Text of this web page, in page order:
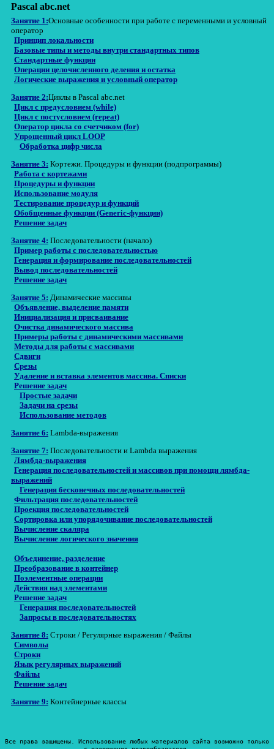
Pascal abc.net
Занятие 1:Основные особенности при работе с переменными и условный
оператор
Принцип локальности
Базовые типы и методы внутри стандартных типов
Стандартные функции
Операции целочисленного деления и остатка
Логические выражения и условный оператор
Занятие 2:Циклы в Pascal abc.net
Цикл с предусловием (while)
Цикл с постусловием (repeat)
Оператор цикла со счетчиком (for)
Упрощенный цикл LOOP
Обработка цифр числа
Занятие 3: Кортежи. Процедуры и функции (подпрограммы)
Работа с кортежами
Процедуры и функции
Использование модуля
Тестирование процедур и функций
Обобщенные функции (Generic-функции)
Решение задач
Занятие 4: Последовательности (начало)
Пример работы с последовательностью
Генерация и формирование последовательностей
Вывод последовательностей
Решение задач
Занятие 5: Динамические массивы
Объявление, выделение памяти
Инициализация и присваивание
Очистка динамического массива
Примеры работы с динамическими массивами
Методы для работы с массивами
Сдвиги
Срезы
Удаление и вставка элементов массива. Списки
Решение задач
Простые задачи
Задачи на срезы
Использование методов
Занятие 6: Lambda-выражения
Занятие 7: Последовательности и Lambda выражения
Лямбда-выражения
Генерация последовательностей и массивов при помощи лямбда-
выражений
Генерация бесконечных последовательностей
Фильтрация последовательностей
Проекция последовательностей
Сортировка или упорядочивание последовательностей
Вычисление скаляра
Вычисление логического значения
Объединение, разделение
Преобразование в контейнер
Поэлементные операции
Действия над элементами
Решение задач
Генерация последовательностей
Запросы в последовательностях
Занятие 8: Строки / Регулярные выражения / Файлы
Символы
Строки
Язык регулярных выражений
Файлы
Решение задач
Занятие 9: Контейнерные классы
Все права защищены. Использование любых материалов сайта возможно только